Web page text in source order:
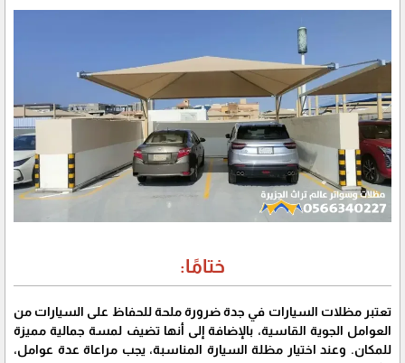
ختامًا:
تعتبر مظلات السيارات في جدة ضرورة ملحة للحفاظ على السيارات من
العوامل الجوية القاسية، بالإضافة إلى أنها تضيف لمسة جمالية مميزة
للمكان. وعند اختيار مظلة السيارة المناسبة، يجب مراعاة عدة عوامل،